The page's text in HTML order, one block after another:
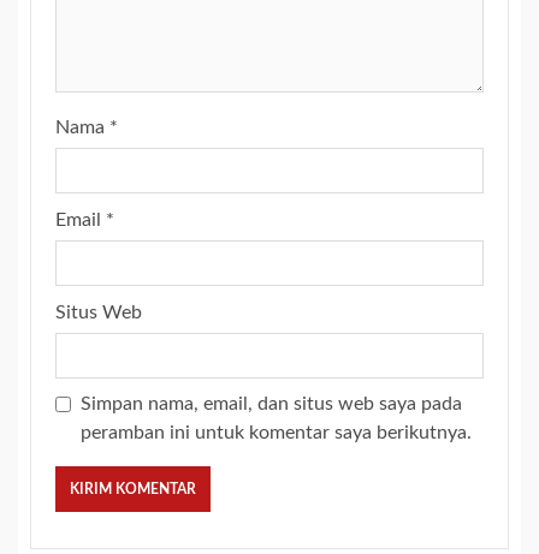
Nama *
Email *
Situs Web
Simpan nama, email, dan situs web saya pada
peramban ini untuk komentar saya berikutnya.